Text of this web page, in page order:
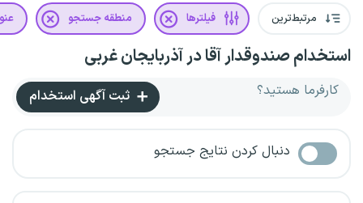
مرتبط‌ترین فیلترها منطقه جستجو
استخدام صندوقدار آقا در آذربایجان غربی
کارفرما هستید؟ ثبت آگهی استخدام
دنبال کردن نتایج جستجو